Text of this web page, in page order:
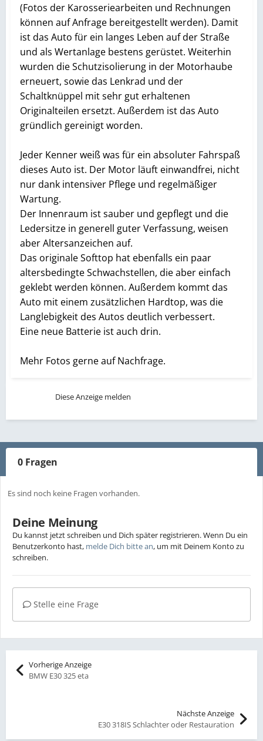
(Fotos der Karosseriearbeiten und Rechnungen
können auf Anfrage bereitgestellt werden). Damit
ist das Auto für ein langes Leben auf der Straße
und als Wertanlage bestens gerüstet. Weiterhin
wurden die Schutzisolierung in der Motorhaube
erneuert, sowie das Lenkrad und der
Schaltknüppel mit sehr gut erhaltenen
Originalteilen ersetzt. Außerdem ist das Auto
gründlich gereinigt worden.
Jeder Kenner weiß was für ein absoluter Fahrspaß
dieses Auto ist. Der Motor läuft einwandfrei, nicht
nur dank intensiver Pflege und regelmäßiger
Wartung.
Der Innenraum ist sauber und gepflegt und die
Ledersitze in generell guter Verfassung, weisen
aber Altersanzeichen auf.
Das originale Softtop hat ebenfalls ein paar
altersbedingte Schwachstellen, die aber einfach
geklebt werden können. Außerdem kommt das
Auto mit einem zusätzlichen Hardtop, was die
Langlebigkeit des Autos deutlich verbessert.
Eine neue Batterie ist auch drin.
Mehr Fotos gerne auf Nachfrage.
Diese Anzeige melden
0 Fragen
Es sind noch keine Fragen vorhanden.
Deine Meinung
Du kannst jetzt schreiben und Dich später registrieren. Wenn Du ein
Benutzerkonto hast, melde Dich bitte an, um mit Deinem Konto zu
schreiben.
Stelle eine Frage
Vorherige Anzeige
BMW E30 325 eta
Nächste Anzeige
E30 318IS Schlachter oder Restauration